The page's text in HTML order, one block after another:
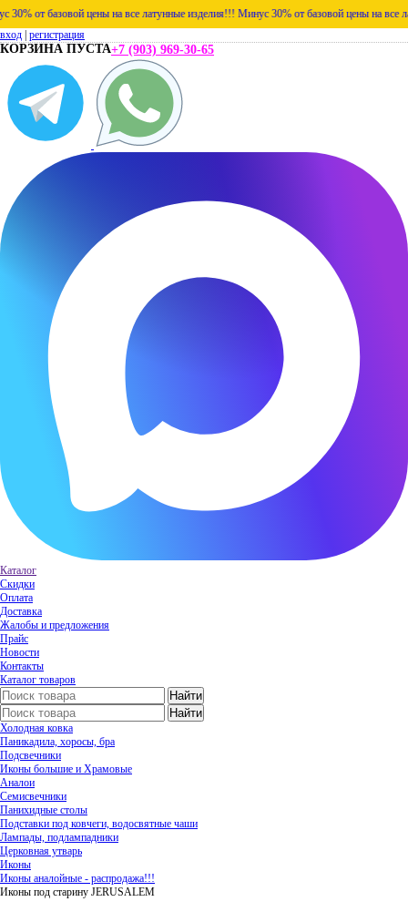
от базовой цены на все латунные изделия!!! Минус 30% от базовой цены на все
вход регистрация
КОРЗИНА ПУСТА+7 (903) 969-30-65
Каталог
Скидки
Оплата
Доставка
Жалобы и предложения
Прайс
Новости
Контакты
Каталог товаров
Холодная ковка
Паникадила, хоросы, бра
Подсвечники
Иконы большие и Храмовые
Аналои
Семисвечники
Панихидные столы
Подставки под ковчеги, водосвятные чаши
Лампады, подлампадники
Церковная утварь
Иконы
Иконы аналойные - распродажа!!!
Иконы под старину JERUSALEM